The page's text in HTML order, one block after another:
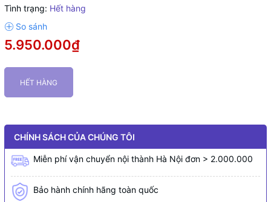
Tình trạng: Hết hàng
5.950.000₫
HẾT HÀNG
CHÍNH SÁCH CỦA CHÚNG TÔI
Miễn phí vận chuyển nội thành Hà Nội đơn > 2.000.000
Bảo hành chính hãng toàn quốc